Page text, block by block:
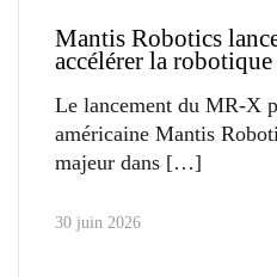
Mantis Robotics
accélérer la
Le lancement du MR-X
américaine Mantis
majeur dans
30 juin 2026